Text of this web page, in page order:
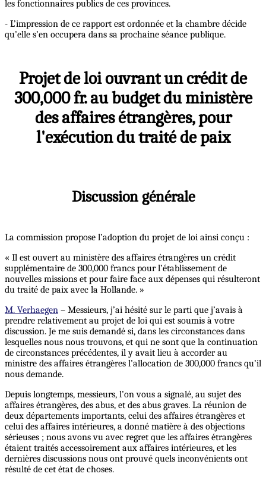
les fonctionnaires publics de ces provinces.
- L’impression de ce rapport est ordonnée et la chambre décide
qu’elle s’en occupera dans sa prochaine séance publique.
Projet de loi ouvrant un crédit de
300,000 fr. au budget du ministère
des affaires étrangères, pour
l'exécution du traité de paix
Discussion générale
La commission propose l’adoption du projet de loi ainsi conçu :
« Il est ouvert au ministère des affaires étrangères un crédit
supplémentaire de 300,000 francs pour l’établissement de
nouvelles missions et pour faire face aux dépenses qui résulteront
du traité de paix avec la Hollande. »
M. Verhaegen – Messieurs, j’ai hésité sur le parti que j’avais à
prendre relativement au projet de loi qui est soumis à votre
discussion. Je me suis demandé si, dans les circonstances dans
lesquelles nous nous trouvons, et qui ne sont que la continuation
de circonstances précédentes, il y avait lieu à accorder au
ministre des affaires étrangères l’allocation de 300,000 francs qu’il
nous demande.
Depuis longtemps, messieurs, l’on vous a signalé, au sujet des
affaires étrangères, des abus, et des abus graves. La réunion de
deux départements importants, celui des affaires étrangères et
celui des affaires intérieures, a donné matière à des objections
sérieuses ; nous avons vu avec regret que les affaires étrangères
étaient traités accessoirement aux affaires intérieures, et les
dernières discussions nous ont prouvé quels inconvénients ont
résulté de cet état de choses.